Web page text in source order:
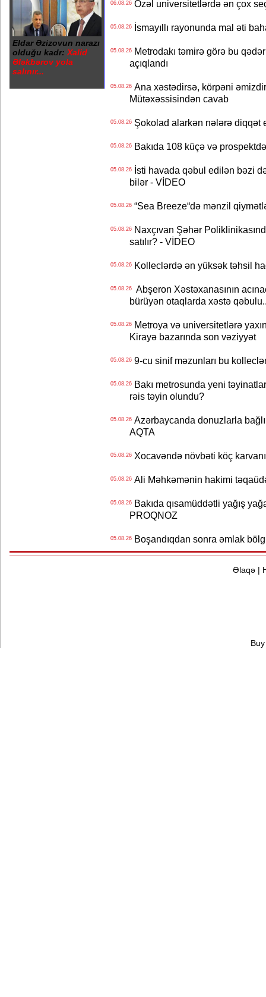
Eldar Əzizovun narazı
olduğu kadr: Xalid
Ələkbərov yola
salınır...
06.08.26Özəl universitetlərdə ən çox
05.08.26İsmayıllı rayonunda mal əti
05.08.26Metrodakı təmirə görə bu
açıqlandı
05.08.26Ana xəstədirsə, körpəni
Mütəxəssisindən cavab
05.08.26Şokolad alarkən nələrə diqqət
05.08.26Bakıda 108 küçə və
05.08.26İsti havada qəbul edilən bəzi
bilər - VİDEO
05.08.26“Sea Breeze“də mənzil
05.08.26Naxçıvan Şəhər
satılır? - VİDEO
05.08.26Kolleclərdə ən yüksək təhsil
05.08.26Abşeron Xəstəxanasının
bürüyən otaqlarda xəstə
05.08.26Metroya və universitetlərə
Kirayə bazarında son vəziyyət
05.08.269-cu sinif məzunları bu
05.08.26Bakı metrosunda yeni
rəis təyin olundu?
05.08.26Azərbaycanda donuzlarla
AQTA
05.08.26Xocavəndə növbəti köç
05.08.26Ali Məhkəmənin hakimi
05.08.26Bakıda qısamüddətli yağış
PROQNOZ
05.08.26Boşandıqdan sonra əmlak
Əlaqə|